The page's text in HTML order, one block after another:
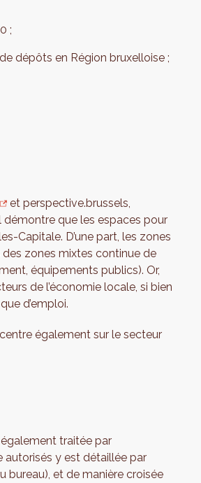
;
dépôts en Région bruxelloise ;
et perspective.brussels,
démontre que les espaces pour
Capitale. D’une part, les zones
des zones mixtes continue de
équipements publics). Or,
de l’économie locale, si bien
d’emploi.
également sur le secteur
traitée par
autorisés y est détaillée par
et de manière croisée